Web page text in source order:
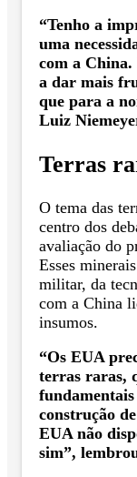
“Tenho a
uma
com a China.
a dar mais
que para a
Luiz
Terras
O tema das
centro dos
avaliação do
Esses
militar, da
com a China
insumos.
“Os EUA
terras raras,
construção
EUA não
sim”,